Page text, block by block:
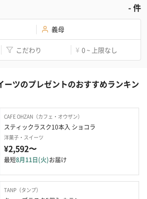
-件
義母
こだわり ¥ 0 ~ 上限なし
ーツのプレゼントのおすすめランキン
CAFE OHZAN（カフェ・オウザン）
スティックラスク10本入 ショコラ
洋菓子・スイーツ
¥2,592〜
最短8月11日(火)お届け
TANP（タンプ）